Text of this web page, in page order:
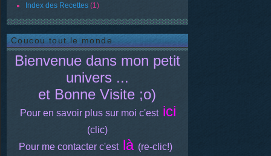
Index des Recettes (1)
Coucou tout le monde
Bienvenue dans mon petit
univers ...
et Bonne Visite ;o)
Pour en savoir plus sur moi c'est ici
(clic)
Pour me contacter c'est là (re-clic!)